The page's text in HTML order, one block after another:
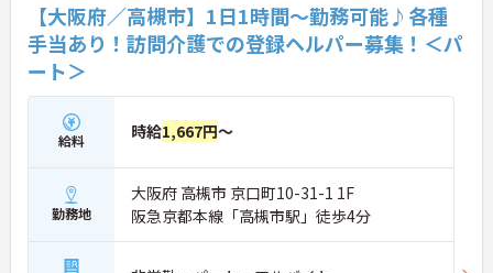
【大阪府／高槻市】1日1時間～勤務可能♪各種
手当あり！訪問介護での登録ヘルパー募集！＜パ
ート＞
給料 時給1,667円～
勤務地
大阪府 高槻市 京口町10-31-1 1F
阪急京都本線「高槻市駅」徒歩4分